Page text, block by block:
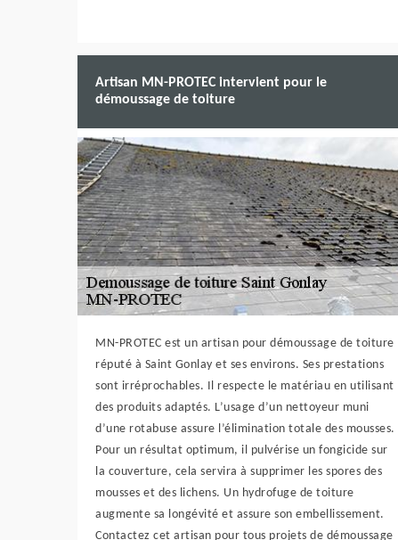
Artisan MN-PROTEC intervient pour le
démoussage de toiture
MN-PROTEC est un artisan pour démoussage de toiture
réputé à Saint Gonlay et ses environs. Ses prestations
sont irréprochables. Il respecte le matériau en utilisant
des produits adaptés. L’usage d’un nettoyeur muni
d’une rotabuse assure l’élimination totale des mousses.
Pour un résultat optimum, il pulvérise un fongicide sur
la couverture, cela servira à supprimer les spores des
mousses et des lichens. Un hydrofuge de toiture
augmente sa longévité et assure son embellissement.
Contactez cet artisan pour tous projets de démoussage